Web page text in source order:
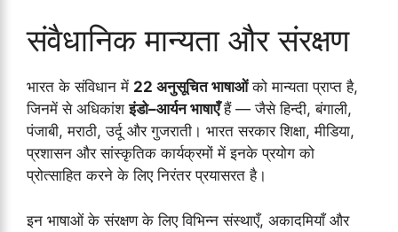
संवैधानिक मान्यता और संरक्षण
भारत के संविधान में 22 अनुसूचित भाषाओंको मान्यता प्राप्त है,
जिनमें से अधिकांशइंडो–आर्यन भाषाएँहैं — जैसे हिन्दी, बंगाली,
पंजाबी, मराठी, उर्दू और गुजराती। भारत सरकार शिक्षा, मीडिया,
प्रशासन और सांस्कृतिक कार्यक्रमों में इनके प्रयोग को
प्रोत्साहित करने के लिए निरंतर प्रयासरत है।
इन भाषाओं के संरक्षण के लिए विभिन्न संस्थाएँ, अकादमियाँ और